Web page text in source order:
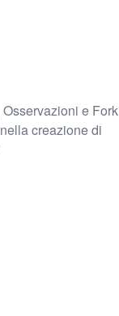
e Fork
creazione di